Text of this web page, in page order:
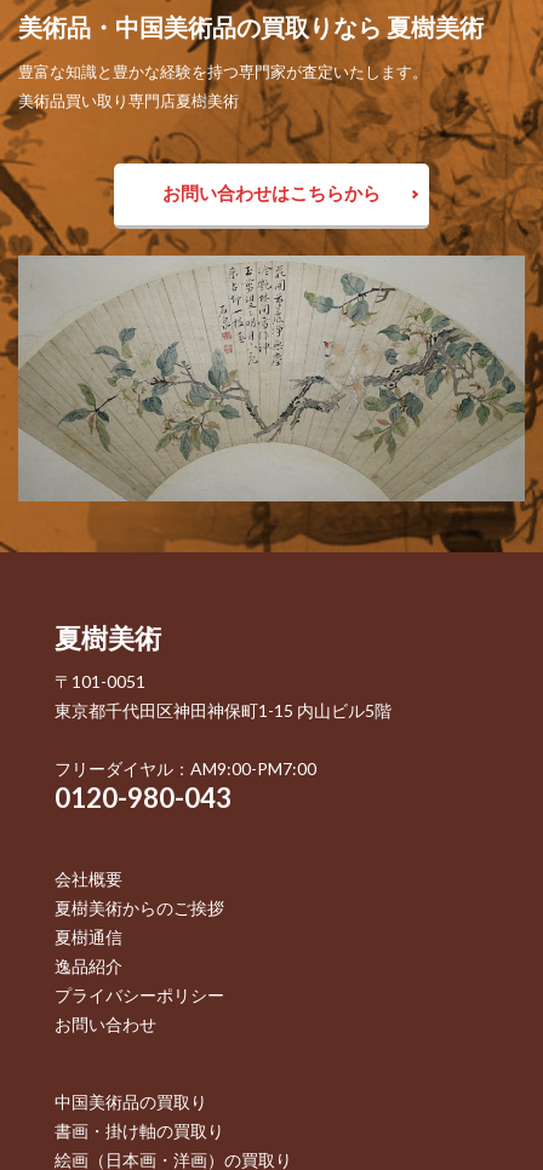
美術品・中国美術品の買取りなら 夏樹美術
豊富な知識と豊かな経験を持つ専門家が査定いたします。
美術品買い取り専門店夏樹美術
お問い合わせはこちらから
夏樹美術
〒101-0051
東京都千代田区神田神保町1-15 内山ビル5階
フリーダイヤル：AM9:00-PM7:00
0120-980-043
会社概要
夏樹美術からのご挨拶
夏樹通信
逸品紹介
プライバシーポリシー
お問い合わせ
中国美術品の買取り
書画・掛け軸の買取り
絵画（日本画・洋画）の買取り